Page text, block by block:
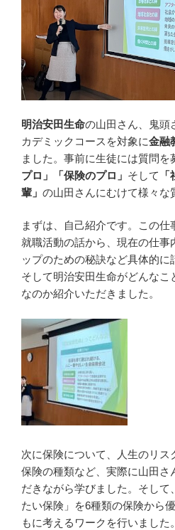
明治安田生命の山田さん、鬼頭
カデミックコースを対象に金融
ました。事前に生徒には質問を
プロ」「保険のプロ」 そして
輩」 の山田さんにむけて様々な
まずは、自己紹介です。この仕
就職活動の話から、現在の仕事
ップのための秘訣など具体的に
そして明治安田生命がどんなこ
なのか紹介いただきました。
次に保険について、人生のリス
保険の種類など、実際に山田さ
だきながら学びました。そして
たい保険」を6種類の保険から
もに考えるワークを行いまし